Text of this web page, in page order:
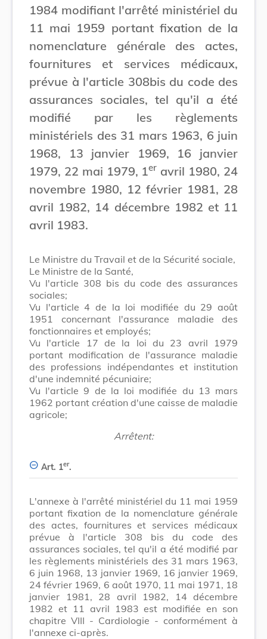
1984 modifiant l'arrêté ministériel du
11 mai 1959 portant fixation de la
nomenclature générale des actes,
fournitures et services médicaux,
prévue à l'article 308bis du code des
assurances sociales, tel qu'il a été
modifié par les règlements
ministériels des 31 mars 1963, 6 juin
1968, 13 janvier 1969, 16 janvier
1979, 22 mai 1979, 1er avril 1980, 24
novembre 1980, 12 février 1981, 28
avril 1982, 14 décembre 1982 et 11
avril 1983.
Le Ministre du Travail et de la Sécurité sociale,
Le Ministre de la Santé,
Vu l'article 308 bis du code des assurances
sociales;
Vu l'article 4 de la loi modifiée du 29 août
1951 concernant l'assurance maladie des
fonctionnaires et employés;
Vu l'article 17 de la loi du 23 avril 1979
portant modification de l'assurance maladie
des professions indépendantes et institution
d'une indemnité pécuniaire;
Vu l'article 9 de la loi modifiée du 13 mars
1962 portant création d'une caisse de maladie
agricole;
Arrêtent:
Art. 1er.
L'annexe à l'arrêté ministériel du 11 mai 1959
portant fixation de la nomenclature générale
des actes, fournitures et services médicaux
prévue à l'article 308 bis du code des
assurances sociales, tel qu'il a été modifié par
les règlements ministériels des 31 mars 1963,
6 juin 1968, 13 janvier 1969, 16 janvier 1969,
24 février 1969, 6 août 1970, 11 mai 1971, 18
janvier 1981, 28 avril 1982, 14 décembre
1982 et 11 avril 1983 est modifiée en son
chapitre VIII - Cardiologie - conformément à
l'annexe ci-après.